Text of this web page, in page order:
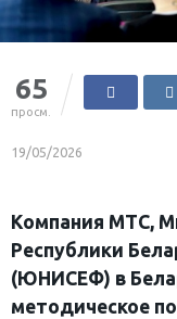
65
просм.
19/05/2026
Компания МТС,
Республики
(ЮНИСЕФ) в
методическое